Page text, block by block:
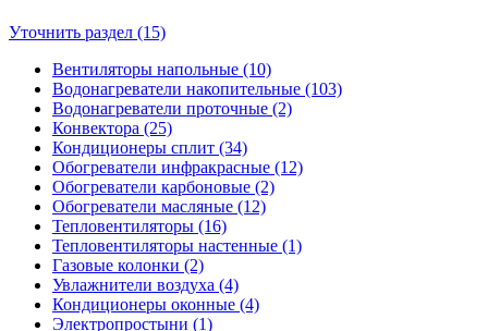
Уточнить раздел (15)
Вентиляторы напольные (10)
Водонагреватели накопительные (103)
Водонагреватели проточные (2)
Конвектора (25)
Кондиционеры сплит (34)
Обогреватели инфракрасные (12)
Обогреватели карбоновые (2)
Обогреватели масляные (12)
Тепловентиляторы (16)
Тепловентиляторы настенные (1)
Газовые колонки (2)
Увлажнители воздуха (4)
Кондиционеры оконные (4)
Электропростыни (1)